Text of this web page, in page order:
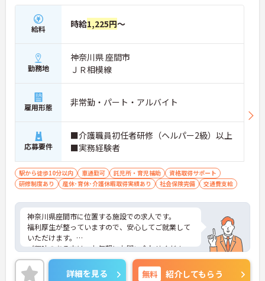
給料 時給1,225円～
勤務地
神奈川県 座間市
ＪＲ相模線
雇用形態 非常勤・パート・アルバイト
応募要件
■介護職員初任者研修（ヘルパー2級）以上
■実務経験者
駅から徒歩10分以内 車通勤可 託児所・育児補助
資格取得サポート
研修制度あり
産休･育休･介護休暇取得実績あり 社会保険完備 交通費支給
神奈川県座間市に位置する施設での求人です。
福利厚生が整っていますので、安心してご就業して
いただけます。
ご興味のある方は、お気軽にお問い合わせくださ
い。
詳細を見る 無料 紹介してもらう